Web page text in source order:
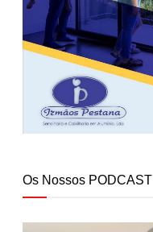
Os Nossos PODCAST